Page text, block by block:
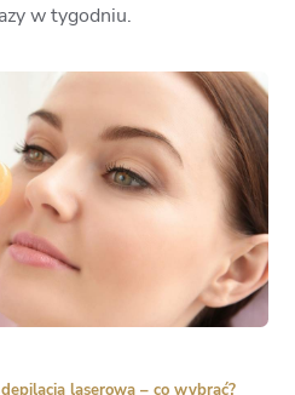
w tygodniu.
laserowa – co wybrać?